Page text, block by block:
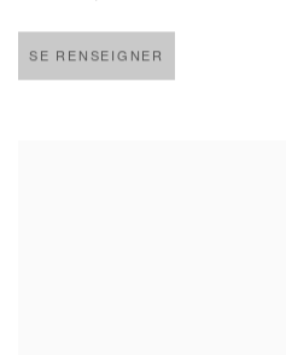
SE RENSEIGNER